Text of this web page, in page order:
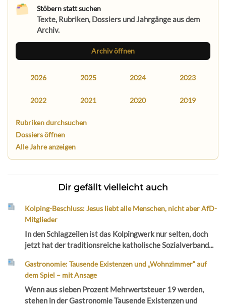
Stöbern statt suchen
Texte, Rubriken, Dossiers und Jahrgänge aus dem
Archiv.
Archiv öffnen
2026 2025 2024 2023
2022 2021 2020 2019
Rubriken durchsuchen
Dossiers öffnen
Alle Jahre anzeigen
Dir gefällt vielleicht auch
Kolping-Beschluss: Jesus liebt alle Menschen, nicht aber AfD-
Mitglieder
In den Schlagzeilen ist das Kolpingwerk nur selten, doch
jetzt hat der traditionsreiche katholische Sozialverband...
Gastronomie: Tausende Existenzen und „Wohnzimmer“ auf
dem Spiel – mit Ansage
Wenn aus sieben Prozent Mehrwertsteuer 19 werden,
stehen in der Gastronomie Tausende Existenzen und